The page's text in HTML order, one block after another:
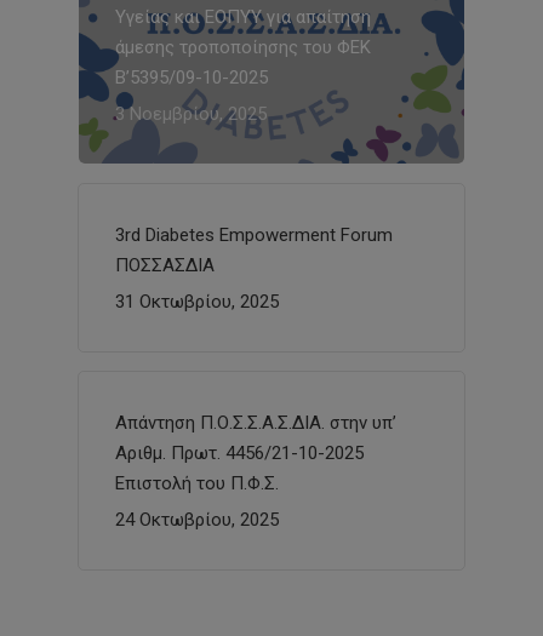
Υγείας και ΕΟΠΥΥ για απαίτηση
άμεσης τροποποίησης του ΦΕΚ
Β’5395/09-10-2025
3 Νοεμβρίου, 2025
3rd Diabetes Empowerment Forum
ΠΟΣΣΑΣΔΙΑ
31 Οκτωβρίου, 2025
Απάντηση Π.Ο.Σ.Σ.Α.Σ.ΔΙΑ. στην υπ’
Αριθμ. Πρωτ. 4456/21-10-2025
Επιστολή του Π.Φ.Σ.
24 Οκτωβρίου, 2025